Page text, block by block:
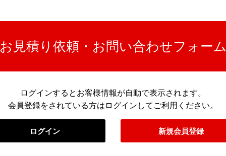
お見積り依頼・お問い合わせフォー
ログインするとお客様情報が自動で表示されます。
会員登録をされている方はログインしてご利用ください。
ログイン 新規会員登録